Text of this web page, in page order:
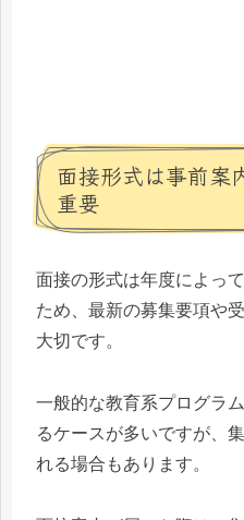
面接形式は事前案
重要
面接の形式は年度によっ
ため、最新の募集要項や
大切です。
一般的な教育系プログラ
るケースが多いですが、
れる場合もあります。